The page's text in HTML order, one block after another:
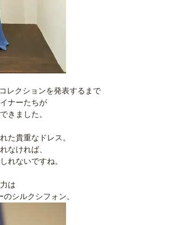
レクションを発表するまで
ナーたちが
きました。
た貴重なドレス。
なければ、
れないですね。
は
シルクシフォン。